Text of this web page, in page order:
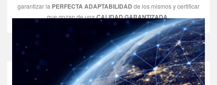
garantizar la PERFECTA ADAPTABILIDAD de los mismos y certificar
que gozan de unaCALIDAD GARANTIZADA.